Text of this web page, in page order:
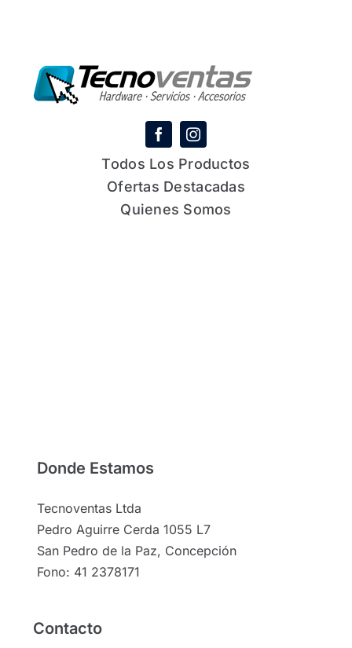
Todos Los Productos
Ofertas Destacadas
Quienes Somos
Donde Estamos
Tecnoventas Ltda
Pedro Aguirre Cerda 1055 L7
San Pedro de la Paz, Concepción
Fono: 41 2378171
Contacto